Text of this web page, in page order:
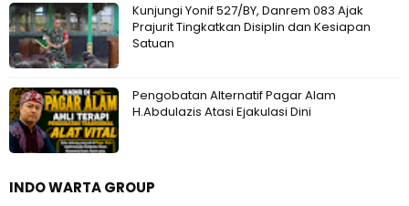
Kunjungi Yonif 527/BY, Danrem 083 Ajak
Prajurit Tingkatkan Disiplin dan Kesiapan
Satuan
Pengobatan Alternatif Pagar Alam
H.Abdulazis Atasi Ejakulasi Dini
INDO WARTA GROUP